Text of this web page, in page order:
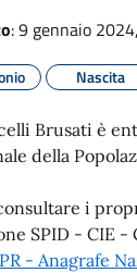
: 9 gennaio
Nascita
Brusati è
della
i
SPID - CIE -
- Anagrafe